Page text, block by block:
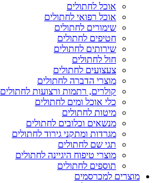
אוכל לחתולים
אוכל רפואי לחתולים
שימורים לחתולים
חטיפים לחתולים
שירותים לחתולים
חול לחתולים
צעצועים לחתולים
מוצרי הדברה לחתולים
קולרים, רתמות ורצועות לחתולים
כלי אוכל ומים לחתולים
מיטות לחתולים
מנשאים וכלובים לחתולים
מגרדות ומתקני גירוד לחתולים
תגי שם לחתולים
מוצרי טיפוח היגיינה לחתולים
תוספים לחתולים
מוצרים למכרסמים